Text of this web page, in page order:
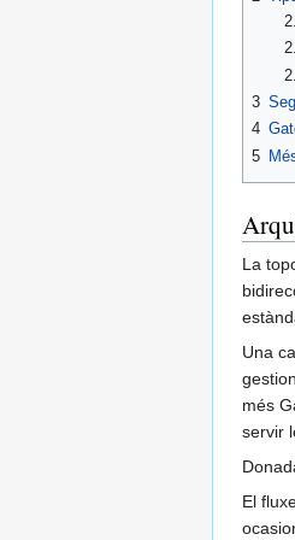
3
4
5
La
Una
més
servir
El